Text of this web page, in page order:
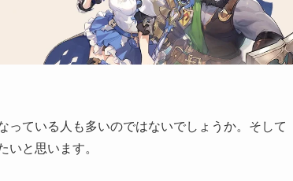
ている人も多いのではないでしょうか。そして
と思います。